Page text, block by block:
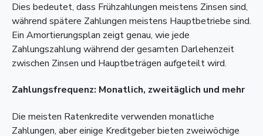
Dies bedeutet, dass Frühzahlungen meistens Zinsen sind,
während spätere Zahlungen meistens Hauptbetriebe sind.
Ein Amortierungsplan zeigt genau, wie jede
Zahlungszahlung während der gesamten Darlehenzeit
zwischen Zinsen und Hauptbeträgen aufgeteilt wird.
Zahlungsfrequenz: Monatlich, zweitäglich und mehr
Die meisten Ratenkredite verwenden monatliche
Zahlungen, aber einige Kreditgeber bieten zweiwöchige